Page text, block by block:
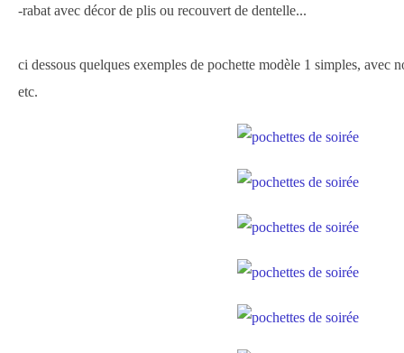
-rabat avec décor de plis ou recouvert de dentelle...
ci dessous quelques exemples de pochette modèle 1 simples, avec
etc.